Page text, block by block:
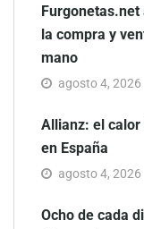
la compra y
mano
agosto 4, 2026
Allianz: el
en España
agosto 4, 2026
Ocho de cada